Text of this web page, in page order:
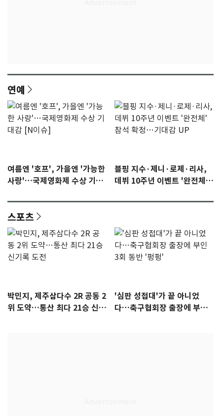
연예
여름엔 '호프', 가을엔 '가능한
사랑'…국제영화제 수상 기대
블핑 지수·제니·로제·리사,
데뷔 10주년 이벤트 '완전체'
스포츠
박민지, 제주삼다수 2R 공동 2
위 도약…통산 최다 21승 신기
'심판 성접대'가 끝 아니었
다…축구협회장 출장에 부인